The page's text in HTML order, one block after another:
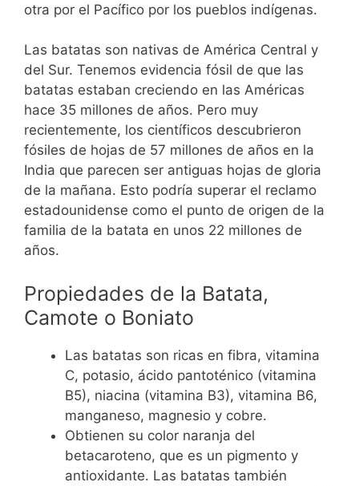
otra por el Pacífico por los pueblos indígenas.
Las batatas son nativas de América Central y
del Sur. Tenemos evidencia fósil de que las
batatas estaban creciendo en las Américas
hace 35 millones de años. Pero muy
recientemente, los científicos descubrieron
fósiles de hojas de 57 millones de años en la
India que parecen ser antiguas hojas de gloria
de la mañana. Esto podría superar el reclamo
estadounidense como el punto de origen de la
familia de la batata en unos 22 millones de
años.
Propiedades de la Batata,
Camote o Boniato
Las batatas son ricas en fibra, vitamina
C, potasio, ácido pantoténico (vitamina
B5), niacina (vitamina B3), vitamina B6,
manganeso, magnesio y cobre.
Obtienen su color naranja del
betacaroteno, que es un pigmento y
antioxidante. Las batatas también